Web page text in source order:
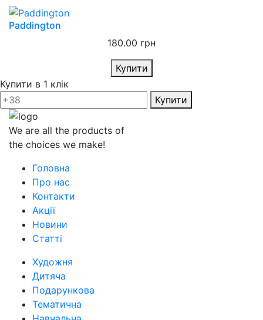
Paddington
180.00 грн
Купити
Купити в 1 клік
Купити
We are all the products of
the choices we make!
Головна
Про нас
Контакти
Акції
Новини
Статті
Художня
Дитяча
Подарункова
Тематична